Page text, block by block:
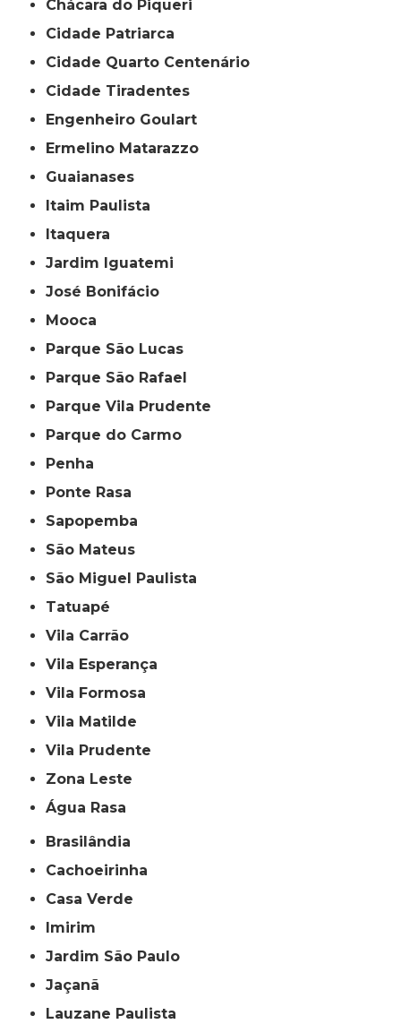
Chácara do Piqueri
Cidade Patriarca
Cidade Quarto Centenário
Cidade Tiradentes
Engenheiro Goulart
Ermelino Matarazzo
Guaianases
Itaim Paulista
Itaquera
Jardim Iguatemi
José Bonifácio
Mooca
Parque São Lucas
Parque São Rafael
Parque Vila Prudente
Parque do Carmo
Penha
Ponte Rasa
Sapopemba
São Mateus
São Miguel Paulista
Tatuapé
Vila Carrão
Vila Esperança
Vila Formosa
Vila Matilde
Vila Prudente
Zona Leste
Água Rasa
Brasilândia
Cachoeirinha
Casa Verde
Imirim
Jardim São Paulo
Jaçanã
Lauzane Paulista